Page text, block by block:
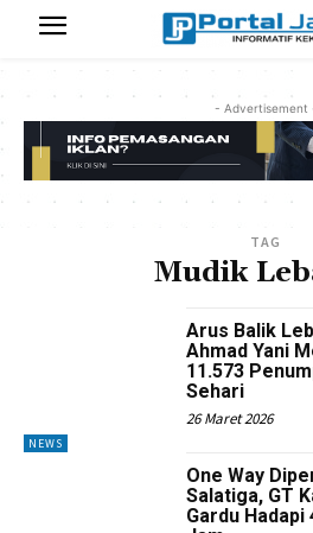
- Advertisement
TAG
Mudik
NEWS
Arus Balik
Ahmad Yani
11.573
Sehari
26 Maret 2026
One Way
Salatiga, GT
Gardu Hadapi